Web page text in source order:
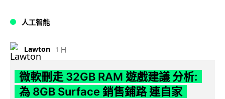
人工智能
Lawton 1 日
微軟刪走 32GB RAM 遊戲建議 分析:
為 8GB Surface 銷售鋪路 連自家